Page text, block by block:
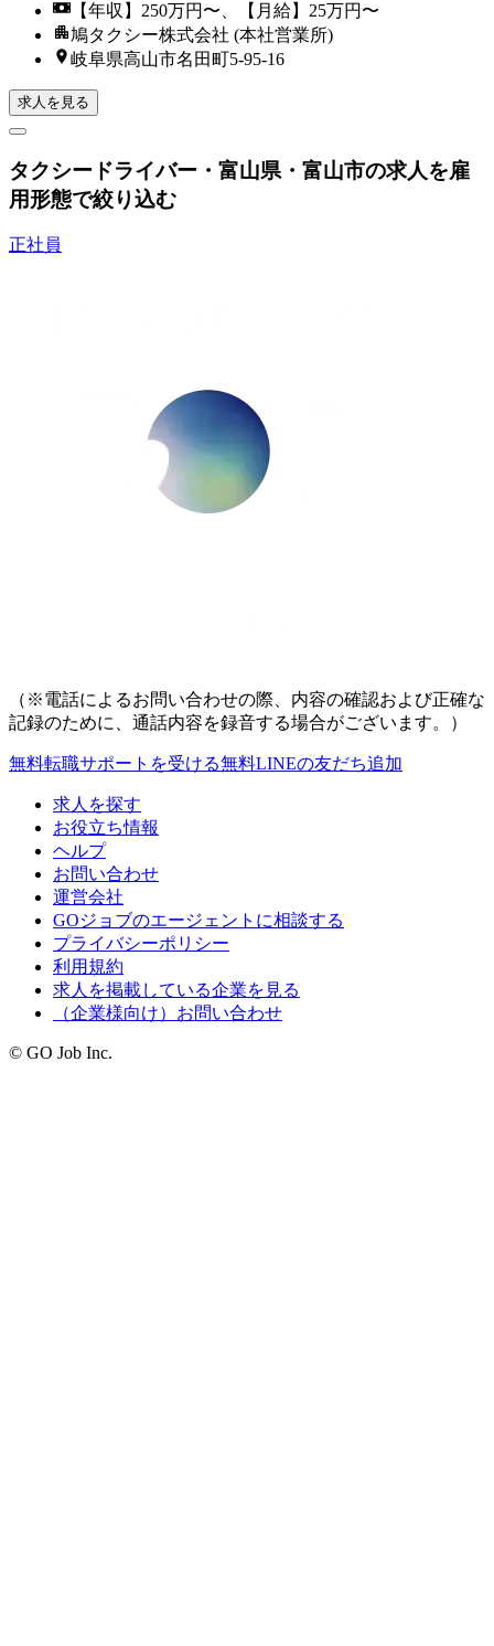
【年収】250万円〜、【月給】25万円〜
鳩タクシー株式会社 (本社営業所)
岐阜県高山市名田町5-95-16
求人を見る
タクシードライバー・富山県・富山市の求人を雇
用形態で絞り込む
正社員
（※電話によるお問い合わせの際、内容の確認および正確な
記録のために、通話内容を録音する場合がございます。）
無料転職サポートを受ける無料LINEの友だち追加
求人を探す
お役立ち情報
ヘルプ
お問い合わせ
運営会社
GOジョブのエージェントに相談する
プライバシーポリシー
利用規約
求人を掲載している企業を見る
（企業様向け）お問い合わせ
© GO Job Inc.